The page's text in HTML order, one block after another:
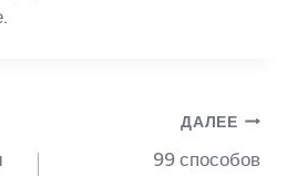
ДАЛЕЕ
99 способов